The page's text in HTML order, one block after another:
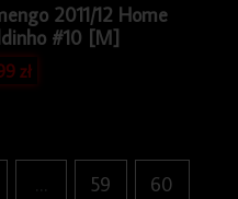
2011/12 Home
#10 [M]
zł
59 60